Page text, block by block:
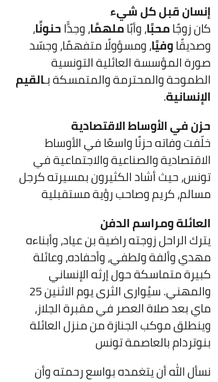
إنسان قبل كل شيء
كان زوجًامحبًا، وأبًاملهمًا، وجدًّاحنونًا،
وصديقًاوفيًا، ومسؤولًا متفهمًا، وجسّد
صورة المؤسسة العائلية التونسية
الطموحة والمحترمة والمتمسكة بـالقيم
الإنسانية.
حزن في الأوساط الاقتصادية
خلّفت وفاته حزنًا واسعًا في الأوساط
الاقتصادية والصناعية والاجتماعية في
تونس، حيث أشاد الكثيرون بمسيرته كرجل
مسالم، كريم وصاحب رؤية مستقبلية
العائلة ومراسم الدفن
يترك الراحل زوجته راضية بن عياد، وأبناءه
مهدي وألفة ولطفي، وأحفاده، وعائلة
كبيرة متماسكة حول إرثه الإنساني
والمهني. سيُوارى الثرى يوم الاثنين 25
ماي بعد صلاة العصر في مقبرة الجلاز،
وينطلق موكب الجنازة من منزل العائلة
بنوتردام بالعاصمة تونس
نسأل الله أن يتغمده بواسع رحمته وأن